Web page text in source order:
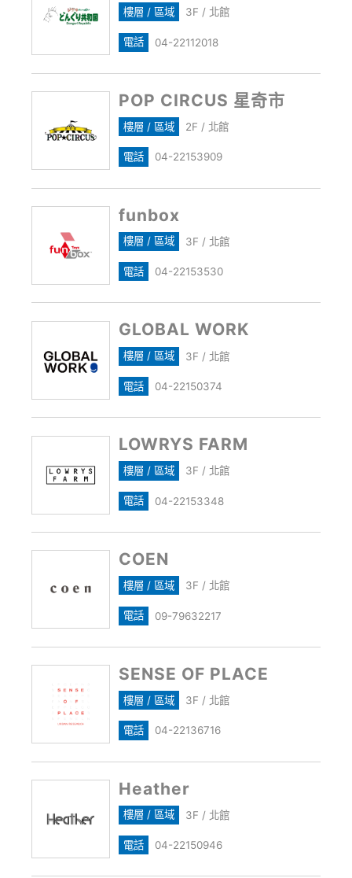
樓層 / 區域 3F / 北館
電話 04-22112018
POP CIRCUS 星奇市
樓層 / 區域 2F / 北館
電話 04-22153909
funbox
樓層 / 區域 3F / 北館
電話 04-22153530
GLOBAL WORK
樓層 / 區域 3F / 北館
電話 04-22150374
LOWRYS FARM
樓層 / 區域 3F / 北館
電話 04-22153348
COEN
樓層 / 區域 3F / 北館
電話 09-79632217
SENSE OF PLACE
樓層 / 區域 3F / 北館
電話 04-22136716
Heather
樓層 / 區域 3F / 北館
電話 04-22150946